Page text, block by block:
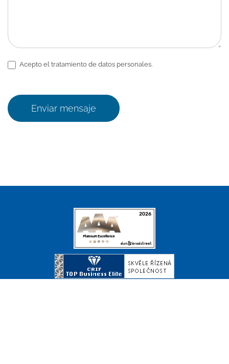
Acepto el tratamiento de datos personales.
Enviar mensaje